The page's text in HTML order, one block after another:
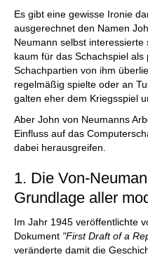
Es gibt eine gewisse Ironie
ausgerechnet den Namen
Neumann selbst interessierte
kaum für das Schachspiel
Schachpartien von ihm
regelmäßig spielte oder an
galten eher dem Kriegsspiel
Aber John von Neumanns
Einfluss auf das
dabei herausgreifen.
1. Die Von-
Grundlage aller
Im Jahr 1945 veröffentlichte
Dokument "First Draft of a
veränderte damit die